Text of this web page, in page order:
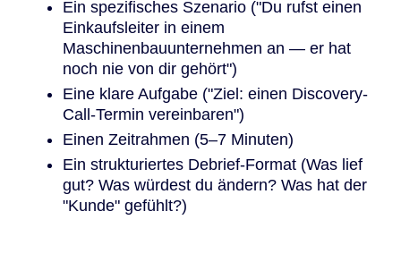
Ein spezifisches Szenario ("Du rufst einen
Einkaufsleiter in einem
Maschinenbauunternehmen an — er hat
noch nie von dir gehört")
Eine klare Aufgabe ("Ziel: einen Discovery-
Call-Termin vereinbaren")
Einen Zeitrahmen (5–7 Minuten)
Ein strukturiertes Debrief-Format (Was lief
gut? Was würdest du ändern? Was hat der
"Kunde" gefühlt?)